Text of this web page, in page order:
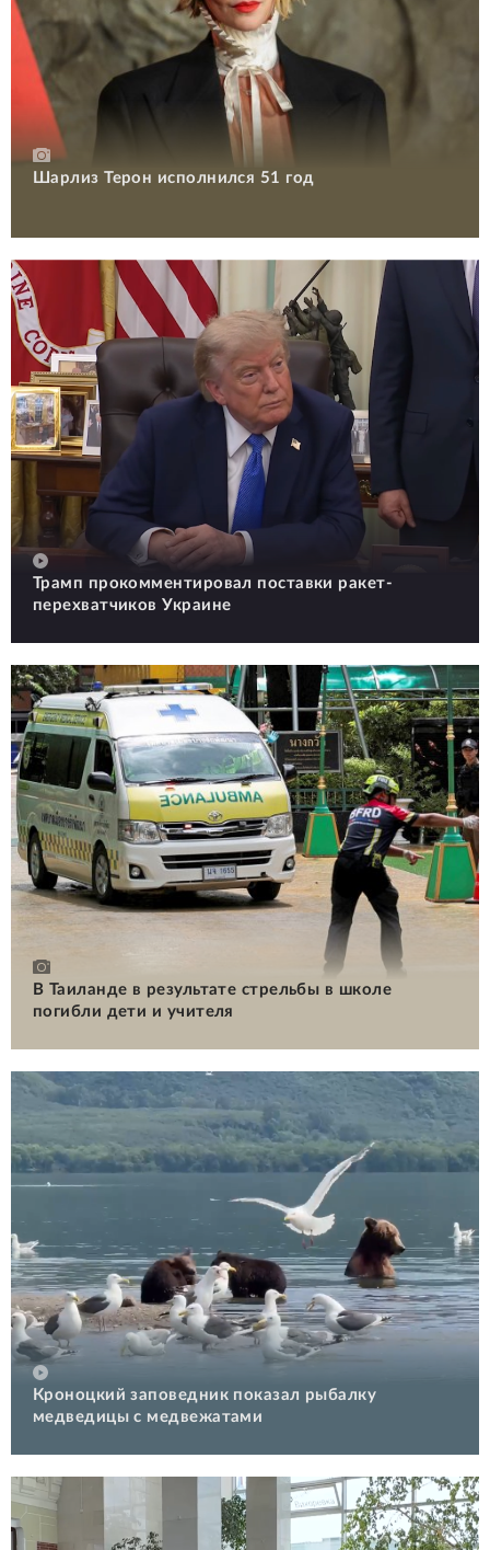
Шарлиз Терон исполнился 51 год
Трамп прокомментировал поставки ракет-
перехватчиков Украине
В Таиланде в результате стрельбы в школе
погибли дети и учителя
Кроноцкий заповедник показал рыбалку
медведицы с медвежатами